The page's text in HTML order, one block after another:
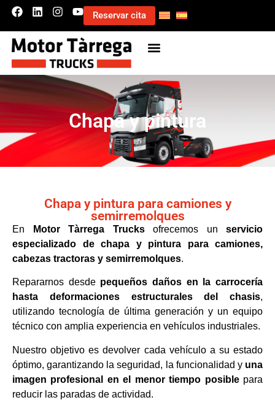
Reservar cita
Chapa y pintura
Chapa y pintura para camiones y
semirremolques
En Motor Tàrrega Trucksofrecemos un servicio
especializado de chapa y pintura para camiones,
cabezas tractoras y semirremolques.
Repararnos desde pequeños daños en la carrocería
hasta deformaciones estructurales del chasis,
utilizando tecnología de última generación y un equipo
técnico con amplia experiencia en vehículos industriales.
Nuestro objetivo es devolver cada vehículo a su estado
óptimo, garantizando la seguridad, la funcionalidad y una
imagen profesional en el menor tiempo posiblepara
reducir las paradas de actividad.